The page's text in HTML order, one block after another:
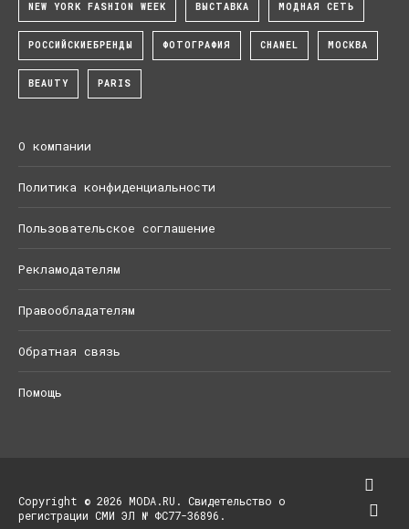
NEW YORK FASHION WEEK ВЫСТАВКА МОДНАЯ СЕТЬ
РОССИЙСКИЕБРЕНДЫ ФОТОГРАФИЯ CHANEL МОСКВА
BEAUTY PARIS
О компании
Политика конфиденциальности
Пользовательское соглашение
Рекламодателям
Правообладателям
Обратная связь
Помощь
Copyright © 2026 MODA.RU. Свидетельство о
регистрации СМИ ЭЛ № ФС77-36896.